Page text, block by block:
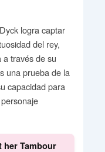
logra captar
del rey,
a través de su
una prueba de la
capacidad para
her Tambour